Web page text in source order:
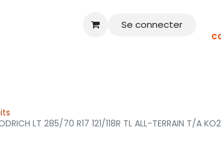
Se connecter
LT 285/70 R17 121/118R TL ALL-TERRAIN T/A KO2